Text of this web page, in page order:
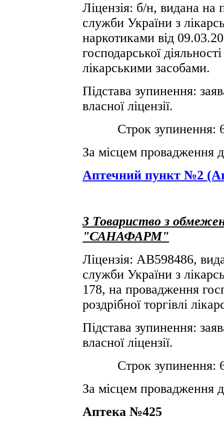
Ліцензія: б/н, видана на
служби України з
наркотиками від
господарської
лікарськими засобами.
Підстава зупинення:
власної ліцензії.
Строк зупинення: 6
За місцем провадження
Аптечний пункт №2
3 Товариство з
"САНАФАРМ"
Ліцензія: АВ598486,
служби України з
178, на провадження
роздрібної торгівлі
Підстава зупинення:
власної ліцензії.
Строк зупинення: 6
За місцем провадження
Аптека №425